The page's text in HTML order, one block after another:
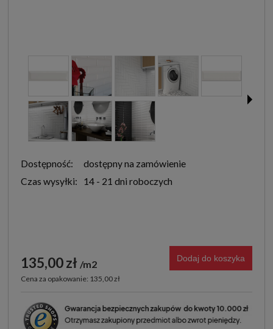
Dostępność:
dostępny na zamówienie
Czas wysyłki:
14 - 21 dni roboczych
135,00 zł m2
Cena za opakowanie: 135,00 zł
Dodaj do koszyka